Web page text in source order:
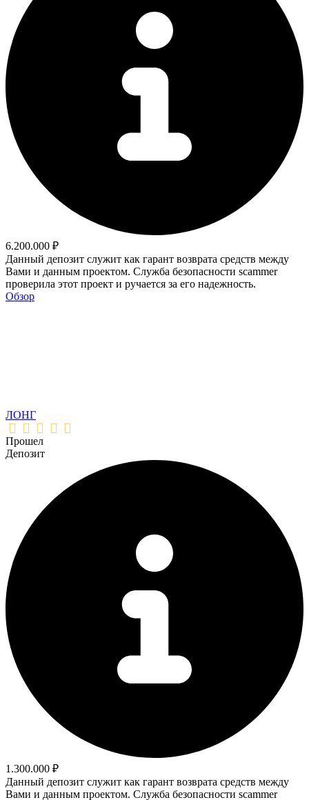
6.200.000 ₽
Данный депозит служит как гарант возврата средств между
Вами и данным проектом. Служба безопасности scammer
проверила этот проект и ручается за его надежность.
Обзор
ЛОНГ
Прошел
Депозит
1.300.000 ₽
Данный депозит служит как гарант возврата средств между
Вами и данным проектом. Служба безопасности scammer